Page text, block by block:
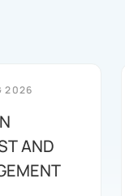
2026
AND